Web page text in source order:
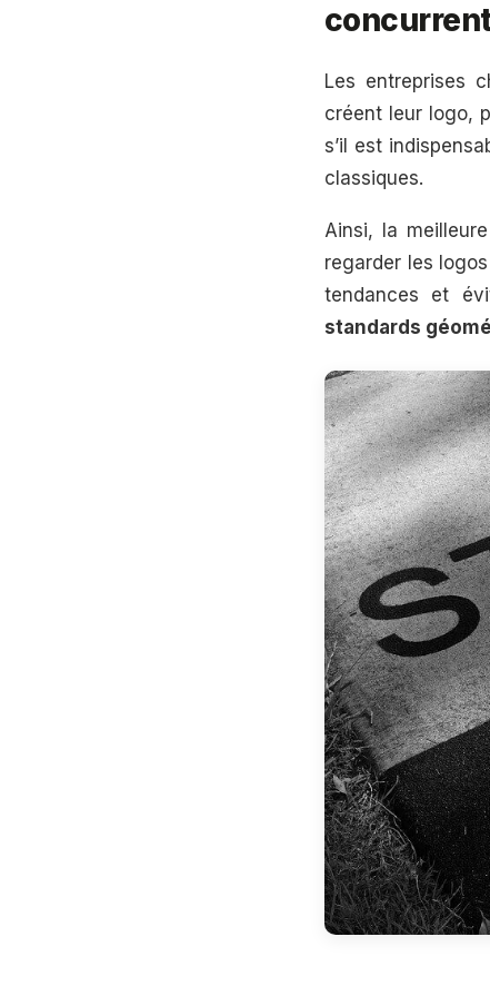
Les entreprises
créent leur logo,
s’il est
classiques.
Ainsi, la
regarder les
tendances et
standards